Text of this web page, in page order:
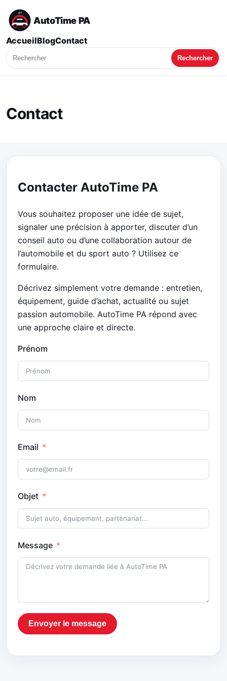
AutoTime PA
AccueilBlogContact
Rechercher
Contact
Contacter AutoTime PA
Vous souhaitez proposer une idée de sujet,
signaler une précision à apporter, discuter d’un
conseil auto ou d’une collaboration autour de
l’automobile et du sport auto ? Utilisez ce
formulaire.
Décrivez simplement votre demande : entretien,
équipement, guide d’achat, actualité ou sujet
passion automobile. AutoTime PA répond avec
une approche claire et directe.
Prénom
Nom
Email
Objet
Message
Envoyer le message